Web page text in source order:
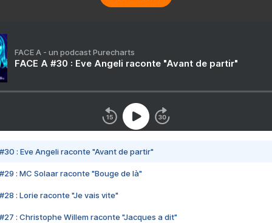
FACE A - un podcast Purecharts
FACE A #30 : Eve Angeli raconte "Avant de partir"
#30 : Eve Angeli raconte "Avant de partir"
#29 : MC Solaar raconte "Bouge de là"
#28 : Lorie raconte "Je vais vite"
#27 : Christophe Willem raconte "Jacques a dit"